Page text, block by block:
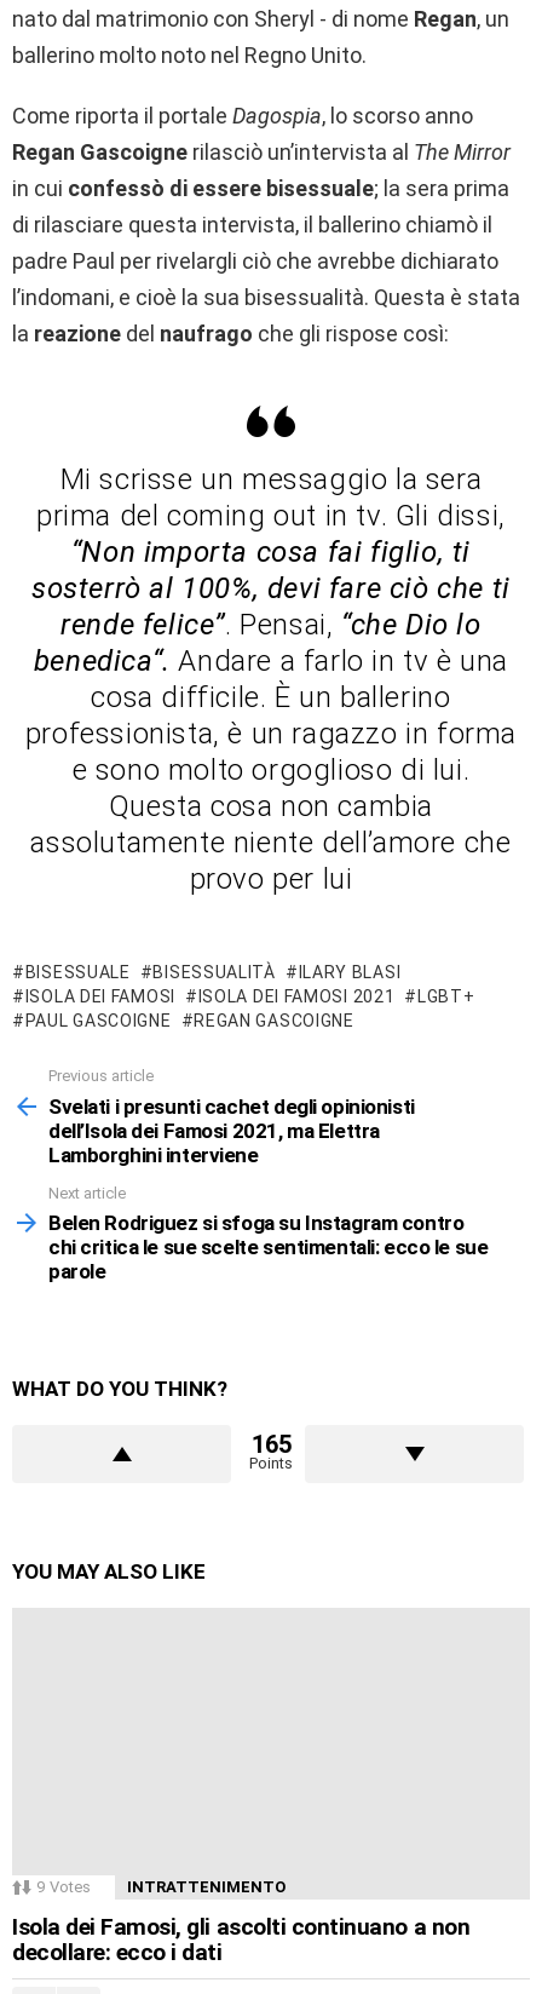
nato dal matrimonio con Sheryl - di nome Regan, un
ballerino molto noto nel Regno Unito.
Come riporta il portale Dagospia, lo scorso anno
Regan Gascoigne rilasciò un’intervista al The Mirror
in cui confessò di essere bisessuale; la sera prima
di rilasciare questa intervista, il ballerino chiamò il
padre Paul per rivelargli ciò che avrebbe dichiarato
l’indomani, e cioè la sua bisessualità. Questa è stata
la reazione del naufrago che gli rispose così:
Mi scrisse un messaggio la sera
prima del coming out in tv. Gli dissi,
“Non importa cosa fai figlio, ti
sosterrò al 100%, devi fare ciò che ti
rende felice”. Pensai, “che Dio lo
benedica“. Andare a farlo in tv è una
cosa difficile. È un ballerino
professionista, è un ragazzo in forma
e sono molto orgoglioso di lui.
Questa cosa non cambia
assolutamente niente dell’amore che
provo per lui
BISESSUALE BISESSUALITÀ
ILARY BLASI
ISOLA DEI FAMOSI
ISOLA DEI FAMOSI 2021
LGBT+
PAUL GASCOIGNE
REGAN GASCOIGNE
more
Previous article
Svelati i presunti cachet degli opinionisti
dell’Isola dei Famosi 2021, ma Elettra
Lamborghini interviene
Next article
Belen Rodriguez si sfoga su Instagram contro
chi critica le sue scelte sentimentali: ecco le sue
parole
WHAT DO YOU THINK?
165
Points
YOU MAY ALSO LIKE
9 Votes INTRATTENIMENTO
Isola dei Famosi, gli ascolti continuano a non
decollare: ecco i dati